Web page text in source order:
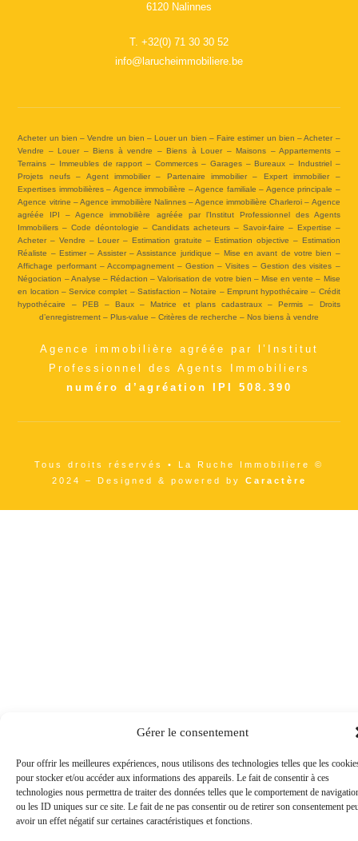
Gérer le consentement
Pour offrir les meilleures expériences, nous utilisons des technologies telles que les
pour stocker et/ou accéder aux informations des appareils. Le fait de consentir à ces
technologies nous permettra de traiter des données telles que le comportement de
ou les ID uniques sur ce site. Le fait de ne pas consentir ou de retirer son consentement
avoir un effet négatif sur certaines caractéristiques et fonctions.
6120 Nalinnes
T. +32(0) 71 30 30 52
info@larucheimmobiliere.be
Acheter un bien – Vendre un bien – Louer un bien – Faire estimer un bien – Acheter –
Vendre – Louer – Biens à vendre – Biens à Louer – Maisons – Appartements –
Terrains – Immeubles de rapport – Commerces – Garages – Bureaux – Industriel –
Projets neufs – Agent immobilier – Partenaire immobilier – Expert immobilier –
Expertises immobilières – Agence immobilière – Agence familiale – Agence principale –
Agence vitrine – Agence immobilière Nalinnes – Agence immobilière Charleroi – Agence
agréée IPI – Agence immobilière agréée par l’Institut Professionnel des Agents
Immobiliers – Code déontologie – Candidats acheteurs – Savoir-faire – Expertise –
Acheter – Vendre – Louer – Estimation gratuite – Estimation objective – Estimation
Réaliste – Estimer – Assister – Assistance juridique – Mise en avant de votre bien –
Affichage performant – Accompagnement – Gestion – Visites – Gestion des visites –
Négociation – Analyse – Rédaction – Valorisation de votre bien – Mise en vente – Mise
en location – Service complet – Satisfaction – Notaire – Emprunt hypothécaire – Crédit
hypothécaire – PEB – Baux – Matrice et plans cadastraux – Permis – Droits
d’enregistrement – Plus-value – Critères de recherche – Nos biens à vendre
Agence immobilière agréée par l’Institut
Professionnel des Agents Immobiliers
numéro d’agréation IPI 508.390
Tous droits réservés • La Ruche Immobiliere ©
2024 – Designed & powered by Caractère